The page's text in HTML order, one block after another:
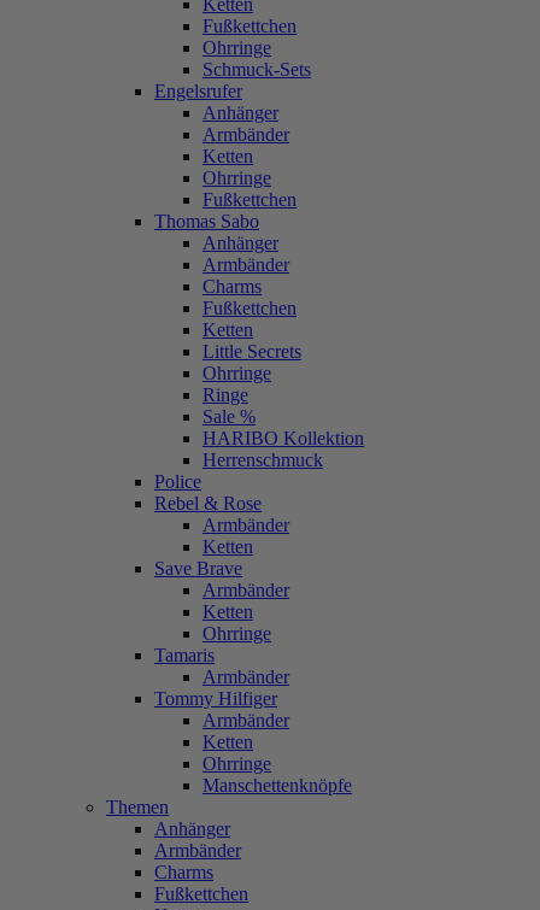
Ketten
Fußkettchen
Ohrringe
Schmuck-Sets
Engelsrufer
Anhänger
Armbänder
Ketten
Ohrringe
Fußkettchen
Thomas Sabo
Anhänger
Armbänder
Charms
Fußkettchen
Ketten
Little Secrets
Ohrringe
Ringe
Sale %
HARIBO Kollektion
Herrenschmuck
Police
Rebel & Rose
Armbänder
Ketten
Save Brave
Armbänder
Ketten
Ohrringe
Tamaris
Armbänder
Tommy Hilfiger
Armbänder
Ketten
Ohrringe
Manschettenknöpfe
Themen
Anhänger
Armbänder
Charms
Fußkettchen